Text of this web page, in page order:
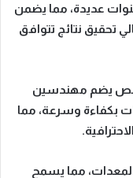
عديدة، مما يضمن
تحقيق نتائج تتوافق
يضم مهندسين
بكفاءة وسرعة، مما
، مما يسمح